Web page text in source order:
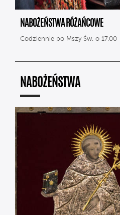
NABOŻEŃSTWA RÓŻAŃCOWE
Codziennie po Mszy Św. o 17.00
NABOŻEŃSTWA